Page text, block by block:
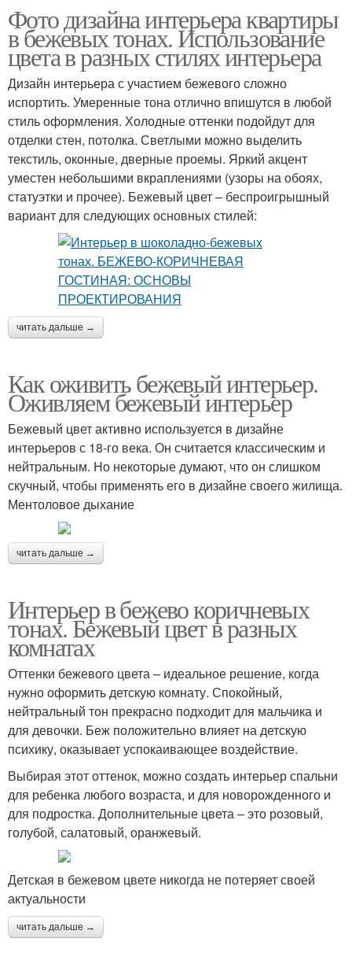
Фото дизайна интерьера квартиры
в бежевых тонах. Использование
цвета в разных стилях интерьера
Дизайн интерьера с участием бежевого сложно
испортить. Умеренные тона отлично впишутся в любой
стиль оформления. Холодные оттенки подойдут для
отделки стен, потолка. Светлыми можно выделить
текстиль, оконные, дверные проемы. Яркий акцент
уместен небольшими вкраплениями (узоры на обоях,
статуэтки и прочее). Бежевый цвет – беспроигрышный
вариант для следующих основных стилей:
читать дальше →
Как оживить бежевый интерьер.
Оживляем бежевый интерьер
Бежевый цвет активно используется в дизайне
интерьеров с 18-го века. Он считается классическим и
нейтральным. Но некоторые думают, что он слишком
скучный, чтобы применять его в дизайне своего жилища.
Ментоловое дыхание
читать дальше →
Интерьер в бежево коричневых
тонах. Бежевый цвет в разных
комнатах
Оттенки бежевого цвета – идеальное решение, когда
нужно оформить детскую комнату. Спокойный,
нейтральный тон прекрасно подходит для мальчика и
для девочки. Беж положительно влияет на детскую
психику, оказывает успокаивающее воздействие.
Выбирая этот оттенок, можно создать интерьер спальни
для ребенка любого возраста, и для новорожденного и
для подростка. Дополнительные цвета – это розовый,
голубой, салатовый, оранжевый.
Детская в бежевом цвете никогда не потеряет своей
актуальности
читать дальше →